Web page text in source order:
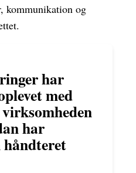
kommunikation og
har
med
har